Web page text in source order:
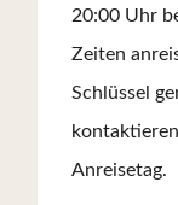
20:00 Uhr
Zeiten
Schlüssel
Anreisetag.